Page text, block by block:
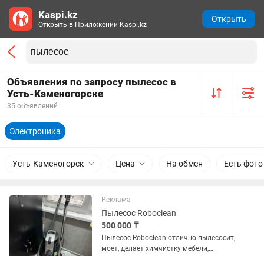
Объявления по запросу пылесос в
Усть-Каменогорске
35 объявлений
Электроника
Усть-Каменогорск Цена На обмен Есть фото
Реклама
Пылесос Roboclean
500 000 ₸
Пылесос Roboclean отлично пылесосит,
моет, делает химчистку мебели,
Kaspi.kz
Открыть в Приложении Kaspi.kz
Открыть